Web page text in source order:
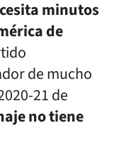
minutos
de
de mucho
21 de
no tiene